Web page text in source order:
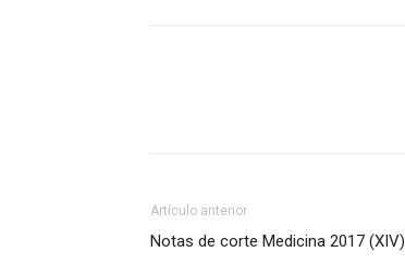
Artículo anterior
Notas de corte Medicina 2017 (XIV)